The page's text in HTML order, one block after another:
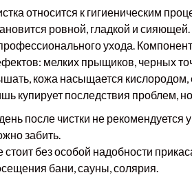
относится к гигиеническим
ровной, гладкой и
ухода.
мелких прыщиков, черных
кожа насыщается кислородом,
купирует последствия проблем,
после чистки не
забить.
стоит без особой надобности
бани, сауны, солярия.